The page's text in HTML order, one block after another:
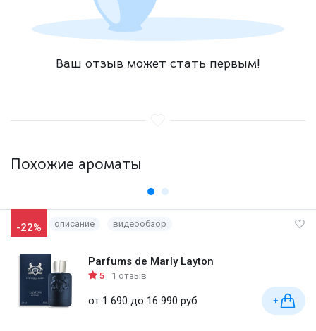
Ваш отзыв может стать первым!
Похожие ароматы
-22% описание видеообзор
Parfums de Marly Layton
5 1 отзыв
от 1 690 до 16 990 руб +